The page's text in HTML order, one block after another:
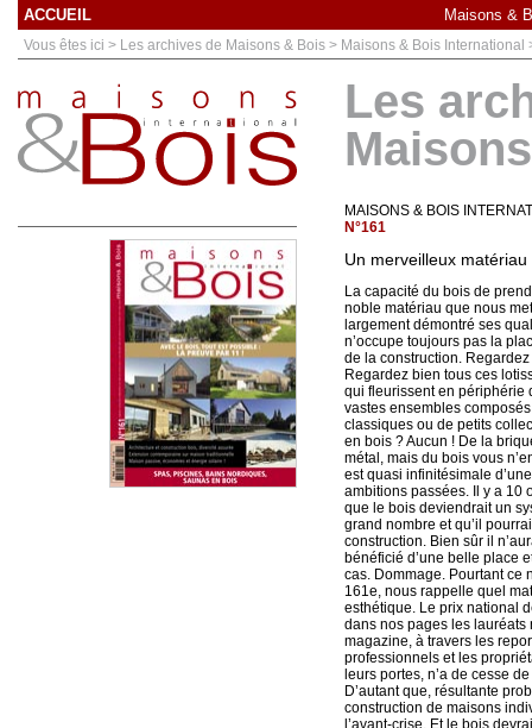
ACCUEIL Maisons &
Vous êtes ici > Les archives de Maisons & Bois > Maisons & Bois International
Les
MAISONS & BOIS
N°161
Un merveilleux matériau
La capacité du bois de
noble matériau que nous
largement démontré ses
n’occupe toujours pas la
de la construction.
Regardez bien tous ces
qui fleurissent en périphérie
vastes ensembles
classiques ou de petits
en bois ? Aucun ! De la
métal, mais du bois vous
est quasi infinitésimale
ambitions passées. Il y a 10
que le bois deviendrait un
grand nombre et qu’il
construction. Bien sûr il
bénéficié d’une belle place
cas. Dommage. Pourtant ce
161e, nous rappelle quel
esthétique. Le prix national
dans nos pages les
magazine, à travers les
professionnels et les
leurs portes, n’a de cesse
D’autant que, résultante
construction de maisons
l’avant-crise. Et le bois